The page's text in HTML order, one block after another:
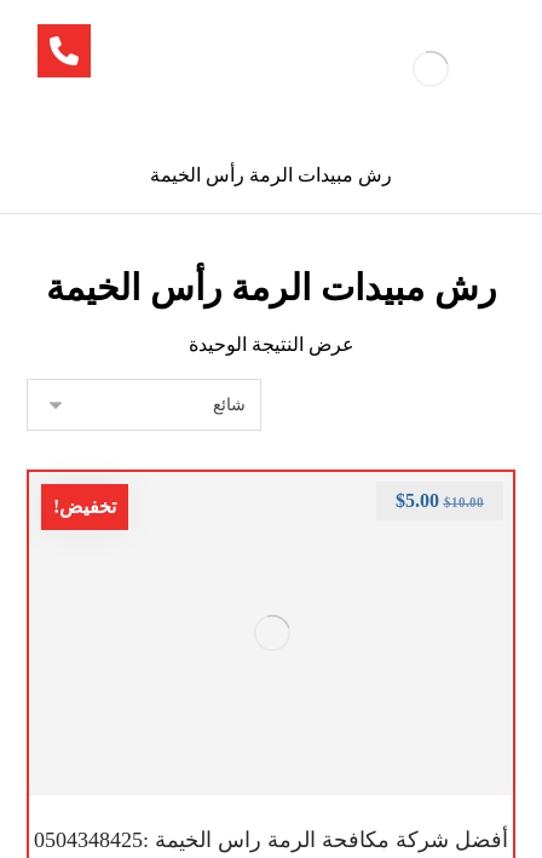
رش مبيدات الرمة رأس الخيمة
رش مبيدات الرمة رأس الخيمة
عرض النتيجة الوحيدة
تخفيض!
أفضل شركة مكافحة الرمة راس الخيمة :0504348425
$10.00
$5.00